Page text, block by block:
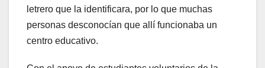
letrero que la identificara, por lo que muchas
personas desconocían que allí funcionaba un
centro educativo.